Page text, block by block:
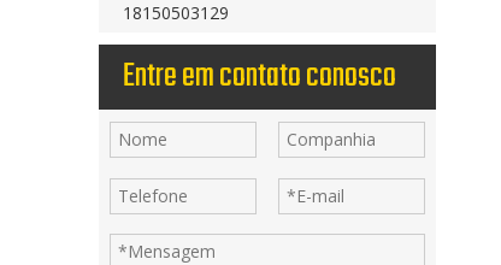
18150503129
Entre em contato conosco